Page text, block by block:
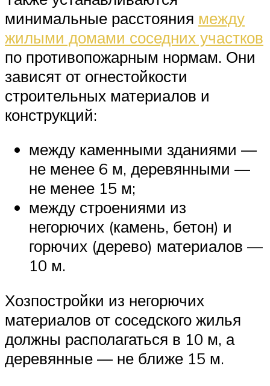
минимальные расстояния между
жилыми домами соседних участков
по противопожарным нормам. Они
зависят от огнестойкости
строительных материалов и
конструкций:
между каменными зданиями —
не менее 6 м, деревянными —
не менее 15 м;
между строениями из
негорючих (камень, бетон) и
горючих (дерево) материалов —
10 м.
Хозпостройки из негорючих
материалов от соседского жилья
должны располагаться в 10 м, а
деревянные — не ближе 15 м.